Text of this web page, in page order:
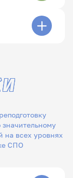
на всех уровнях
СПО